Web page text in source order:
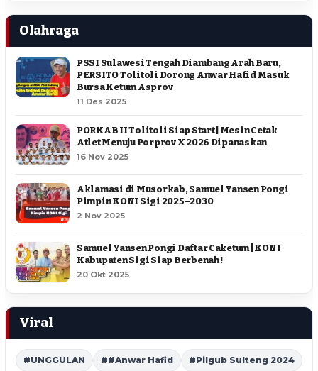
Olahraga
PSSI Sulawesi Tengah Diambang Arah Baru,
PERSITO Tolitoli Dorong Anwar Hafid Masuk
Bursa Ketum Asprov
11 Des 2025
PORKAB II Tolitoli Siap Start | Mesin Cetak
Atlet Menuju Porprov X 2026 Dipanaskan
16 Nov 2025
Aklamasi di Musorkab, Samuel Yansen Pongi
Pimpin KONI Sigi 2025–2030
2 Nov 2025
Samuel Yansen Pongi Daftar Caketum | KONI
Kabupaten Sigi Siap Berbenah !
20 Okt 2025
Viral
#UNGGULAN ##Anwar Hafid #Pilgub Sulteng 2024